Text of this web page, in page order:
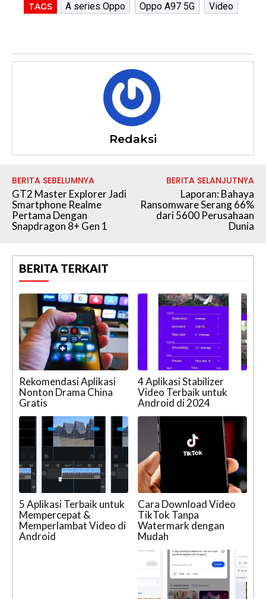
TAGS A series Oppo Oppo A97 5G Video
Redaksi
BERITA SEBELUMNYA
GT2 Master Explorer Jadi
Smartphone Realme
Pertama Dengan
Snapdragon 8+ Gen 1
BERITA SELANJUTNYA
Laporan: Bahaya
Ransomware Serang 66%
dari 5600 Perusahaan
Dunia
BERITA TERKAIT
Rekomendasi Aplikasi
Nonton Drama China
Gratis
4 Aplikasi Stabilizer
Video Terbaik untuk
Android di 2024
5 Aplikasi Terbaik untuk
Mempercepat &
Memperlambat Video di
Android
Cara Download Video
TikTok Tanpa
Watermark dengan
Mudah